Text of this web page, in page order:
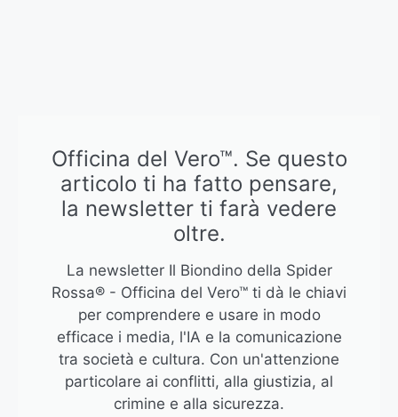
Officina del Vero™. Se questo
articolo ti ha fatto pensare,
la newsletter ti farà vedere
oltre.
La newsletter Il Biondino della Spider
Rossa® - Officina del Vero™ ti dà le chiavi
per comprendere e usare in modo
efficace i media, l'IA e la comunicazione
tra società e cultura. Con un'attenzione
particolare ai conflitti, alla giustizia, al
crimine e alla sicurezza.